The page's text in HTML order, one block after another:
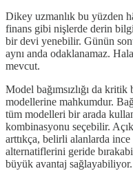
Dikey uzmanlık bu yüzden
finans gibi nişlerde derin
bir devi yenebilir. Günün
aynı anda odaklanamaz.
mevcut.
Model bağımsızlığı da
modellerine mahkumdur.
tüm modelleri bir arada
kombinasyonu seçebilir.
arttıkça, belirli alanlarda ince
alternatiflerini geride
büyük avantaj sağlayabiliyor.